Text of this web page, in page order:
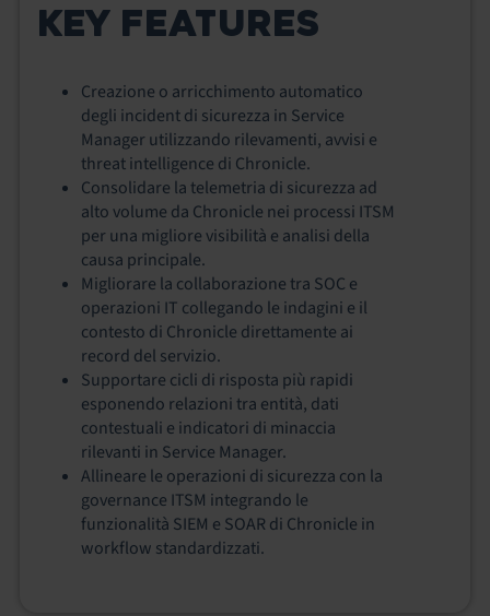
KEY FEATURES
Creazione o arricchimento automatico
degli incident di sicurezza in Service
Manager utilizzando rilevamenti, avvisi e
threat intelligence di Chronicle.
Consolidare la telemetria di sicurezza ad
alto volume da Chronicle nei processi ITSM
per una migliore visibilità e analisi della
causa principale.
Migliorare la collaborazione tra SOC e
operazioni IT collegando le indagini e il
contesto di Chronicle direttamente ai
record del servizio.
Supportare cicli di risposta più rapidi
esponendo relazioni tra entità, dati
contestuali e indicatori di minaccia
rilevanti in Service Manager.
Allineare le operazioni di sicurezza con la
governance ITSM integrando le
funzionalità SIEM e SOAR di Chronicle in
workflow standardizzati.